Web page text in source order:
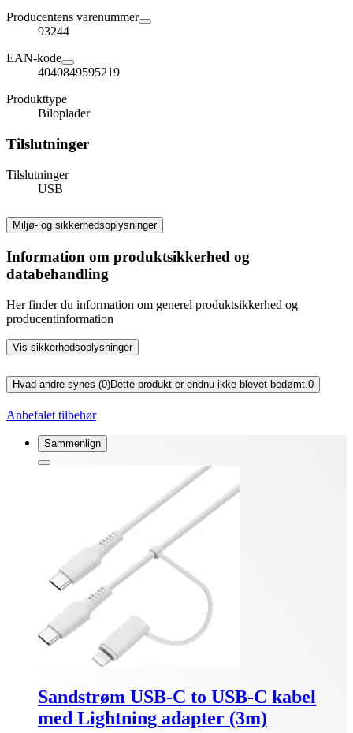
Producentens varenummer
93244
EAN-kode
4040849595219
Produkttype
Biloplader
Tilslutninger
Tilslutninger
USB
Miljø- og sikkerhedsoplysninger
Information om produktsikkerhed og
databehandling
Her finder du information om generel produktsikkerhed og
producentinformation
Vis sikkerhedsoplysninger
Hvad andre synes (0)Dette produkt er endnu ikke blevet bedømt.0
Anbefalet tilbehør
Sammenlign
Sandstrøm USB-C to USB-C kabel
med Lightning adapter (3m)